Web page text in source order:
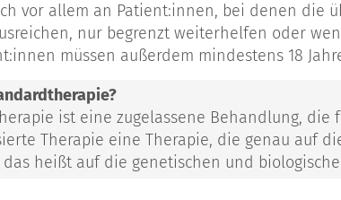
vor allem an Patient:innen, bei denen die
nur begrenzt weiterhelfen oder
müssen außerdem mindestens 18
ist eine zugelassene Behandlung,
Therapie eine Therapie, die genau auf
das heißt auf die genetischen und